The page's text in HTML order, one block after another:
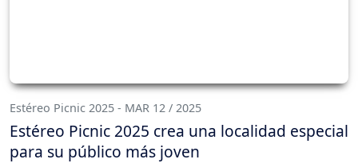
Estéreo Picnic 2025 - MAR 12 / 2025
Estéreo Picnic 2025 crea una localidad especial
para su público más joven